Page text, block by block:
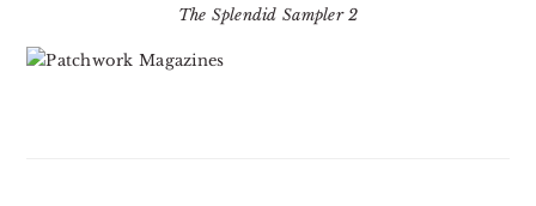
The Splendid Sampler 2